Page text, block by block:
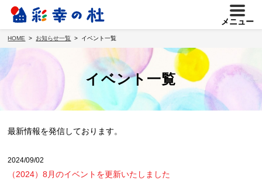
メニュー
HOME お知らせ一覧 イベント一覧
イベント一覧
最新情報を発信しております。
2024/09/02
（2024）8月のイベントを更新いたしました